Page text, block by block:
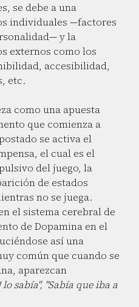
se debe a una
individuales —factores
y la
externos como los
accesibilidad,
etc.
como una apuesta
que comienza a
se activa el
el cual es el
del juego, la
de estados
no se juega.
el sistema cerebral de
de Dopamina en el
así una
común que cuando se
aparezcan
lo sabía", "Sabía que iba a